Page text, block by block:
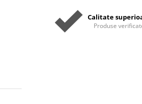
Calitate
Produse